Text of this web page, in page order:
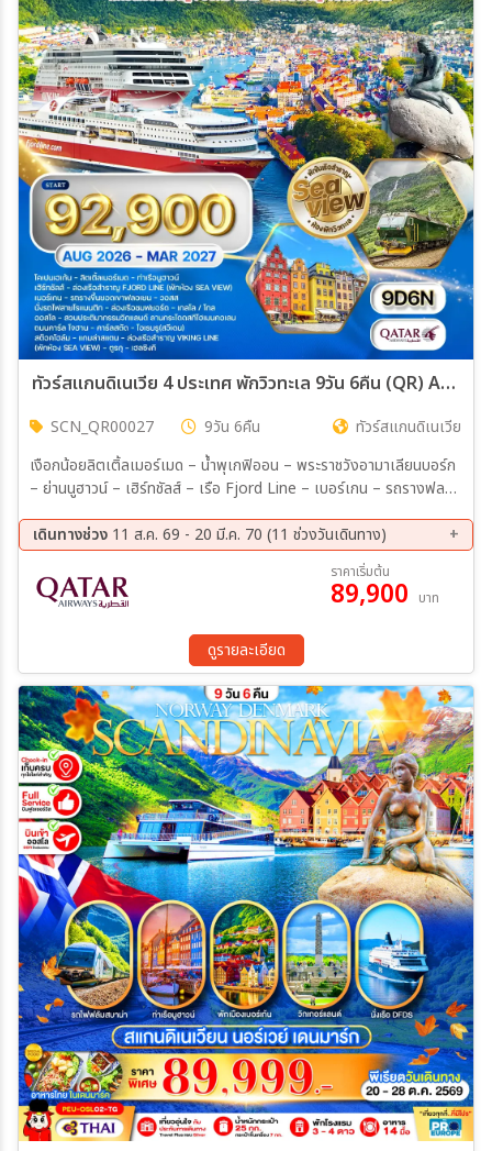
ทัวร์สแกนดิเนเวีย 4 ประเทศ พักวิวทะเล 9วัน 6คืน (QR) AUG 26 - MAR 27
SCN_QR00027 9วัน 6คืน
ทัวร์สแกนดิเนเวีย
เงือกน้อยลิตเติ้ลเมอร์เมด – น้ำพุเกฟิออน – พระราชวังอามาเลียนบอร์ก
– ย่านนูฮาวน์ – เฮิร์ทชัลส์ – เรือ Fjord Line – เบอร์เกน – รถรางฟลอ
ลอมสบาน่า – ฟลัม – ล่องเรือชม Nærøyfjord - สวนประติมากรรมวิก
แลนด์ – ลานกระโดดสกีโฮเมนคอเลน – ถนนคาร์ล โจฮัน – คาร์ลสตัด –
ปราสาทโอเรบรู – สต็อกโฮล์ม – ศาลาว่าการเมือง – เมืองเก่าแกมล่าส
แตน – พระราชวังหลวงสต็อกโฮล์ม – ถนน Drottninggatan เมนู
เดินทางช่วง 11 ส.ค. 69 - 20 มี.ค. 70 (11 ช่วงวันเดินทาง)
16 ก.ย. 69 - 24 ก.ย. 69
03 ต.ค. 69 - 11 ต.ค. 69
09 ต.ค. 69 - 17 ต.ค. 69
18 ต.ค. 69 - 26 ต.ค. 69
07 พ.ย. 69 - 15 พ.ย. 69
05 ธ.ค. 69 - 13 ธ.ค. 69
20 ก.พ. 70 - 28 ก.พ. 70
20 มี.ค 70 - 28 มี.ค 70
ราคาเริ่มต้น
89,900 บาท
ดูรายละเอียด